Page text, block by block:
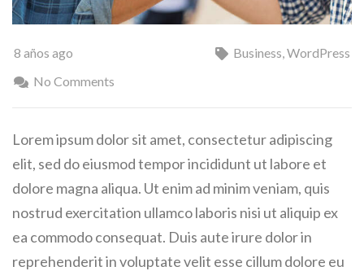
8 años ago Business WordPress
No Comments
Lorem ipsum dolor sit amet, consectetur adipiscing
elit, sed do eiusmod tempor incididunt ut labore et
dolore magna aliqua. Ut enim ad minim veniam, quis
nostrud exercitation ullamco laboris nisi ut aliquip ex
ea commodo consequat. Duis aute irure dolor in
reprehenderit in voluptate velit esse cillum dolore eu